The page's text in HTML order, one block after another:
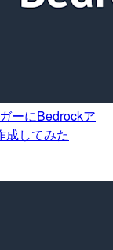
ーにBedrockア
成してみた